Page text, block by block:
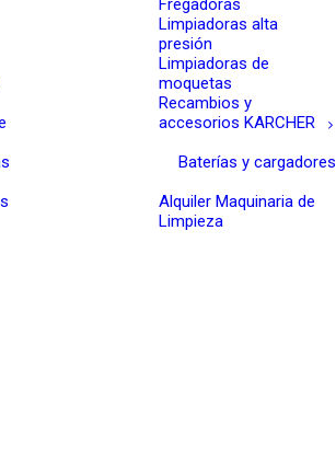
Fregadoras
Limpiadoras alta
presión
Limpiadoras de
moquetas
Recambios y
accesorios KARCHER
Baterías y cargadores
Alquiler Maquinaria de
Limpieza